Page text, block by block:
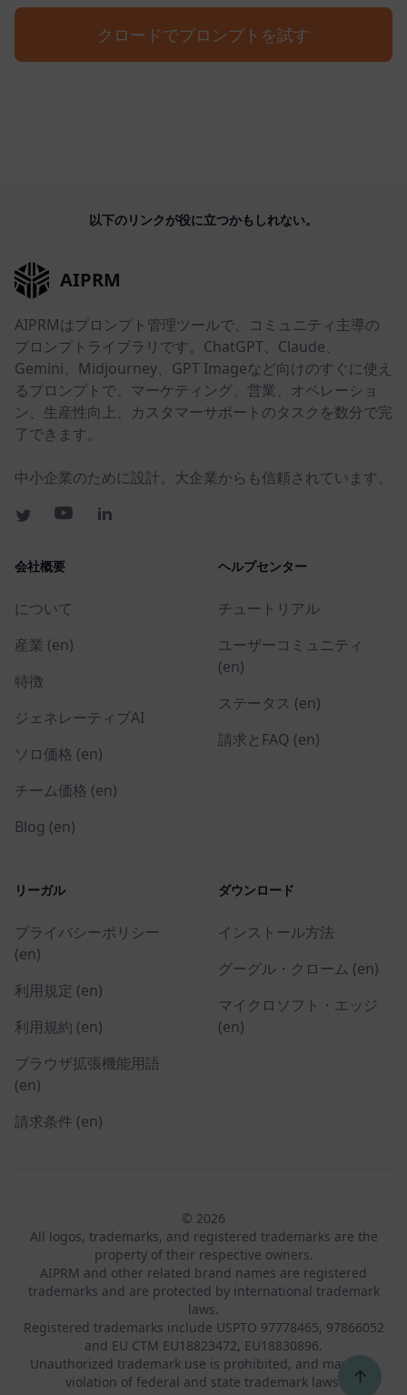
クロードでプロンプトを試す
以下のリンクが役に立つかもしれない。
AIPRM
AIPRMはプロンプト管理ツールで、コミュニティ主導の
プロンプトライブラリです。ChatGPT、Claude、
Gemini、Midjourney、GPT Imageなど向けのすぐに使え
るプロンプトで、マーケティング、営業、オペレーショ
ン、生産性向上、カスタマーサポートのタスクを数分で完
了できます。
中小企業のために設計。大企業からも信頼されています。
会社概要
について
産業 (en)
特徴
ジェネレーティブAI
ソロ価格 (en)
チーム価格 (en)
Blog (en)
ヘルプセンター
チュートリアル
ユーザーコミュニティ
(en)
ステータス (en)
請求とFAQ (en)
リーガル
プライバシーポリシー
(en)
利用規定 (en)
利用規約 (en)
ブラウザ拡張機能用語
(en)
請求条件 (en)
ダウンロード
インストール方法
グーグル・クローム (en)
マイクロソフト・エッジ
(en)
© 2026
All logos, trademarks, and registered trademarks are the
property of their respective owners.
AIPRM and other related brand names are registered
trademarks and are protected by international trademark
laws.
Registered trademarks include USPTO 97778465, 97866052
and EU CTM EU18823472, EU18830896.
Unauthorized trademark use is prohibited, and may be a
violation of federal and state trademark laws.
↑